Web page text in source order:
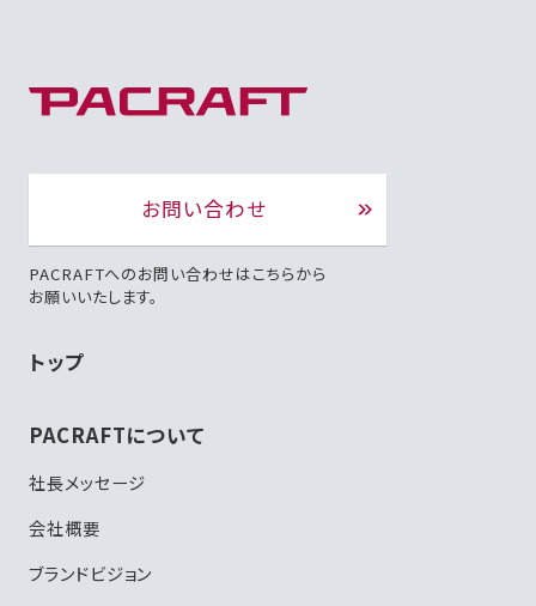
お問い合わせ
PACRAFTへのお問い合わせはこちらから
お願いいたします。
トップ
PACRAFTについて
社長メッセージ
会社概要
ブランドビジョン